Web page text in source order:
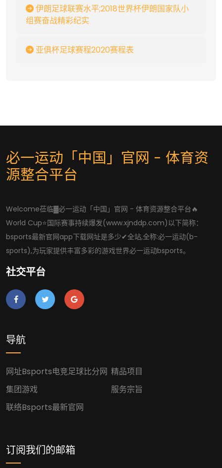
伊朗足球联赛水平;2018世界杯伊朗国家队小
组赛奋战精彩纪实
亚俱杯足球赛程2020赛程表
必一运动「中国」官网 - 体育资
源整合平台
Welcome莅临▓必一运动「中国」官网 - 体育资源整合平台🔥
World Cup⭐国际赛事持续爆发(www.xjnddp.com)以下简称：
bsports最新官网app下载网址是多少✔全站,全称:必一运动(b-
sports),为玩家提供丰富多彩的游戏世界必一运动bsports。
社交平台
导航
网址bsports电竞足球比分网 精品项目
集团游戏
服务宗旨
联络bsports最新官网
订阅我们的邮箱